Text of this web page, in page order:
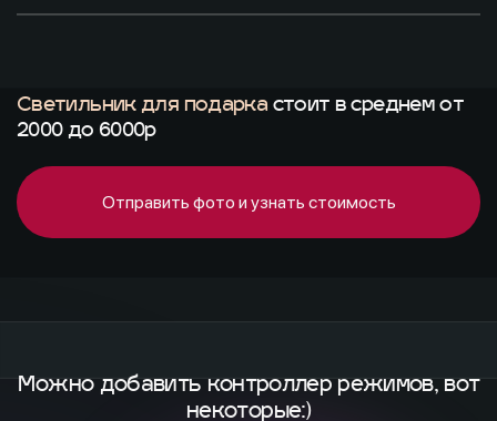
Светильник для подарка стоит в среднем от
2000 до 6000р
Отправить фото и узнать стоимость
Можно добавить контроллер режимов, вот
некоторые:)